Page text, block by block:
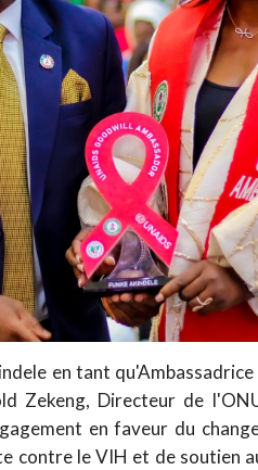
en tant
Zekeng, Directeur de
en faveur du
contre le VIH et de soutien